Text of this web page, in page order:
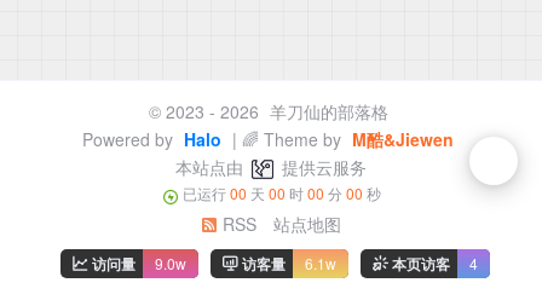
© 2023 - 2026 羊刀仙的部落格
Powered by Halo | 🌈 Theme by M酷&Jiewen
本站点由
提供云服务
已运行00 天 00 时00 分 00 秒
RSS 站点地图
访问量 9.0w 访客量 6.1w 本页访客 4